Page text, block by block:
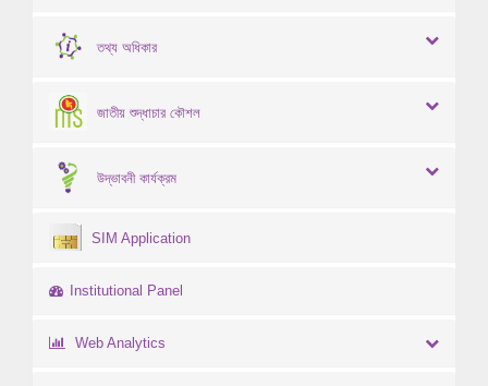
তথ্য অধিকার
জাতীয় শুদ্ধাচার কৌশল
উদ্ভাবনী কার্যক্রম
SIM Application
Institutional Panel
Web Analytics